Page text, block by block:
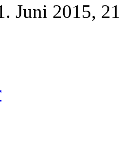
Juni 2015,